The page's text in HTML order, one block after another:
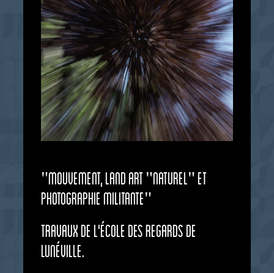
"Mouvement, Land Art "naturel" et
Photographie militante"
Travaux de l'école des regards de
Lunéville.